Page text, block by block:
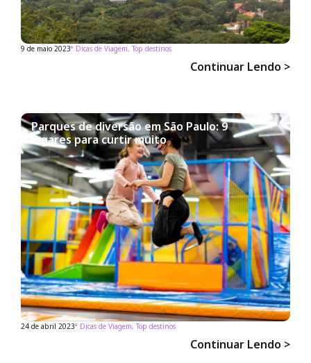
9 de maio 2023° Dicas de Viagem, Top destinos
Continuar Lendo >
Parques de diversão em São Paulo: 9
lugares para curtir muito
24 de abril 2023° Dicas de Viagem, Top destinos
Continuar Lendo >